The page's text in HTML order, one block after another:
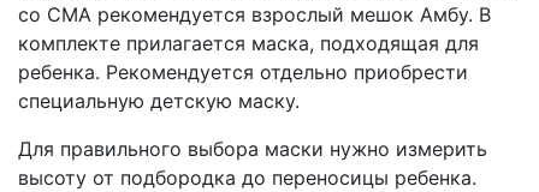
со СМА рекомендуется взрослый мешок Амбу. В
комплекте прилагается маска, подходящая для
ребенка. Рекомендуется отдельно приобрести
специальную детскую маску.
Для правильного выбора маски нужно измерить
высоту от подбородка до переносицы ребенка.